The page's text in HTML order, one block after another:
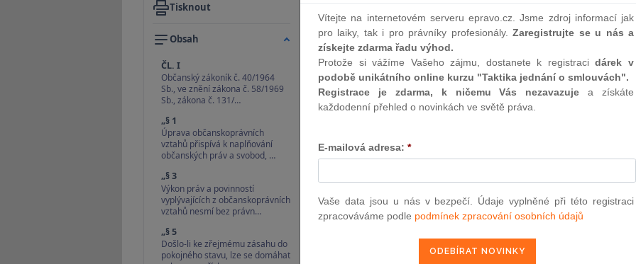
Tisknout
Obsah
ČL. I
Občanský zákoník č. 40/1964
Sb., ve znění zákona č. 58/1969
Sb., zákona č. 131/…
„§ 1
Úprava občanskoprávních
vztahů přispívá k naplňování
občanských práv a svobod, …
„§ 3
Výkon práv a povinností
vyplývajících z občanskoprávních
vztahů nesmí bez právn…
„§ 5
Došlo-li ke zřejmému zásahu do
pokojného stavu, lze se domáhat
509
ZÁKON
ze dne 5. listopadu 1991,
kterým se mění, doplňuje a upravuje
Federální shromáždění České a Slovenské
Vítejte na internetovém serveru epravo.cz. Jsme zdroj informací jak
pro laiky, tak i pro právníky profesionály.Zaregistrujte se u nás a
získejte zdarma řadu výhod.
Protože si vážíme Vašeho zájmu, dostanete k registracidárek v
podobě unikátního online kurzu "Taktika jednání o smlouvách".
Registrace je zdarma, k ničemu Vás nezavazuje a získáte
každodenní přehled o novinkách ve světě práva.
E-mailová adresa: *
Vaše data jsou u nás v bezpečí. Údaje vyplněné při této registraci
zpracováváme podle podmínek zpracování osobních údajů